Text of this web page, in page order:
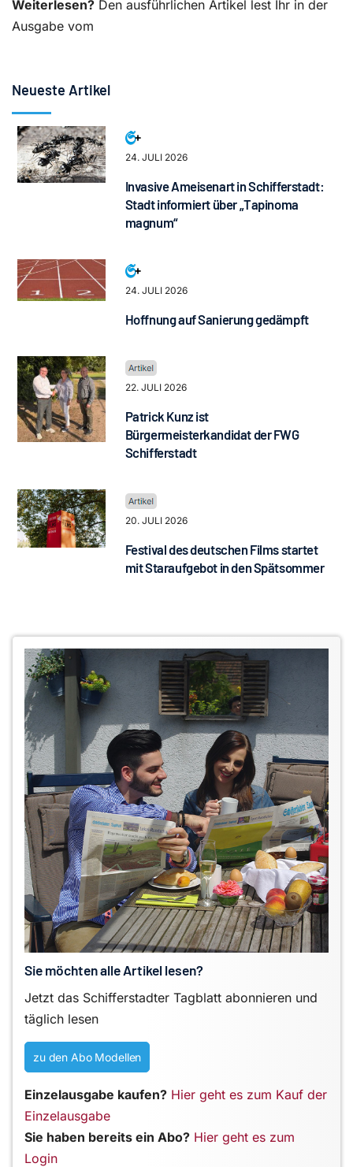
Weiterlesen? Den ausführlichen Artikel lest Ihr in der
Ausgabe vom
Neueste Artikel
24. JULI 2026
Invasive Ameisenart in Schifferstadt:
Stadt informiert über „Tapinoma
magnum“
24. JULI 2026
Hoffnung auf Sanierung gedämpft
22. JULI 2026
Patrick Kunz ist
Bürgermeisterkandidat der FWG
Schifferstadt
20. JULI 2026
Festival des deutschen Films startet
mit Staraufgebot in den Spätsommer
Sie möchten alle Artikel lesen?
Jetzt das Schifferstadter Tagblatt abonnieren und
täglich lesen
zu den Abo Modellen
Einzelausgabe kaufen? Hier geht es zum Kauf der
Einzelausgabe
Sie haben bereits ein Abo? Hier geht es zum
Login